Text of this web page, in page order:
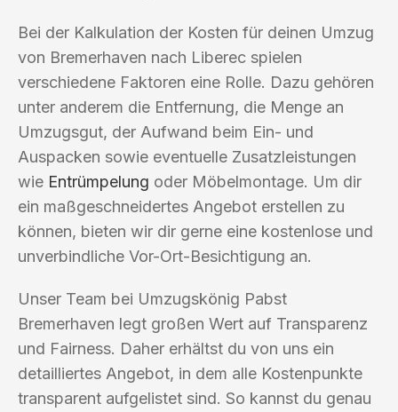
Bei der Kalkulation der Kosten für deinen Umzug
von Bremerhaven nach Liberec spielen
verschiedene Faktoren eine Rolle. Dazu gehören
unter anderem die Entfernung, die Menge an
Umzugsgut, der Aufwand beim Ein- und
Auspacken sowie eventuelle Zusatzleistungen
wie Entrümpelung oder Möbelmontage. Um dir
ein maßgeschneidertes Angebot erstellen zu
können, bieten wir dir gerne eine kostenlose und
unverbindliche Vor-Ort-Besichtigung an.
Unser Team bei Umzugskönig Pabst
Bremerhaven legt großen Wert auf Transparenz
und Fairness. Daher erhältst du von uns ein
detailliertes Angebot, in dem alle Kostenpunkte
transparent aufgelistet sind. So kannst du genau